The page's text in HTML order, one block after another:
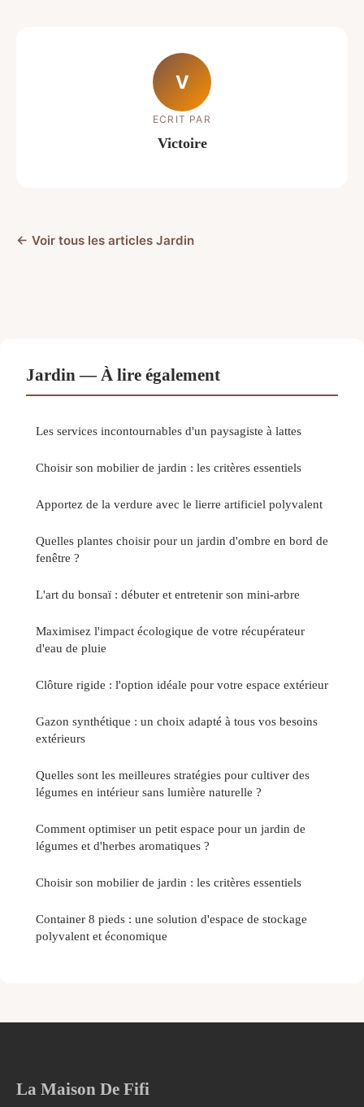
V
ECRIT PAR
Victoire
← Voir tous les articles Jardin
Jardin — À lire également
Les services incontournables d'un paysagiste à lattes
Choisir son mobilier de jardin : les critères essentiels
Apportez de la verdure avec le lierre artificiel polyvalent
Quelles plantes choisir pour un jardin d'ombre en bord de
fenêtre ?
L'art du bonsaï : débuter et entretenir son mini-arbre
Maximisez l'impact écologique de votre récupérateur
d'eau de pluie
Clôture rigide : l'option idéale pour votre espace extérieur
Gazon synthétique : un choix adapté à tous vos besoins
extérieurs
Quelles sont les meilleures stratégies pour cultiver des
légumes en intérieur sans lumière naturelle ?
Comment optimiser un petit espace pour un jardin de
légumes et d'herbes aromatiques ?
Choisir son mobilier de jardin : les critères essentiels
Container 8 pieds : une solution d'espace de stockage
polyvalent et économique
La Maison De Fifi